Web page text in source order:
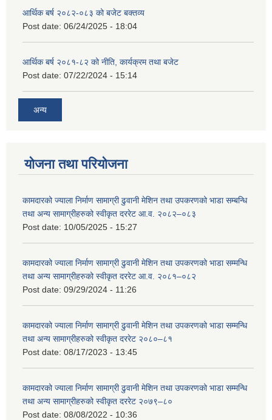
आर्थिक बर्ष २०८२-०८३ को बजेट बक्तव्य
Post date: 06/24/2025 - 18:04
आर्थिक बर्ष २०८१-८२ को नीति, कार्यक्रम तथा बजेट
Post date: 07/22/2024 - 15:14
अन्य
योजना तथा परियोजना
कामदारको ज्याला निर्माण सामाग्री ढुवानी मेशिन तथा उपकरणको भाडा सम्बन्धि
तथा अन्य सामाग्रीहरुको स्वीकृत दररेट आ.व. २०८२–०८३
Post date: 10/05/2025 - 15:27
कामदारको ज्याला निर्माण सामाग्री ढुवानी मेशिन तथा उपकरणको भाडा सम्मन्धि
तथा अन्य सामाग्रीहरुको स्वीकृत दररेट आ.व. २०८१–०८२
Post date: 09/29/2024 - 11:26
कामदारको ज्याला निर्माण सामाग्री ढुवानी मेशिन तथा उपकरणको भाडा सम्मन्धि
तथा अन्य सामाग्रीहरुको स्वीकृत दररेट २०८०–८१
Post date: 08/17/2023 - 13:45
कामदारको ज्याला निर्माण सामाग्री ढुवानी मेशिन तथा उपकरणको भाडा सम्मन्धि
तथा अन्य सामाग्रीहरुको स्वीकृत दररेट २०७९–८०
Post date: 08/08/2022 - 10:36